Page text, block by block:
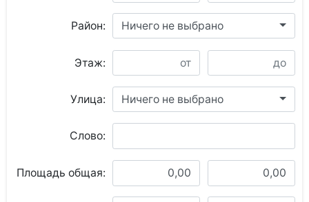
Район: Ничего не выбрано
Этаж:
Улица: Ничего не выбрано
Слово:
Площадь общая: